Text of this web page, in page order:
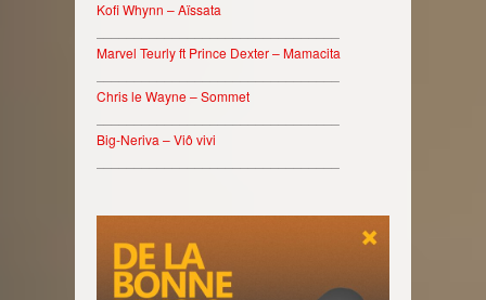
Kofi Whynn – Aïssata
Marvel Teurly ft Prince Dexter – Mamacita
Chris le Wayne – Sommet
Big-Neriva – Viô vivi